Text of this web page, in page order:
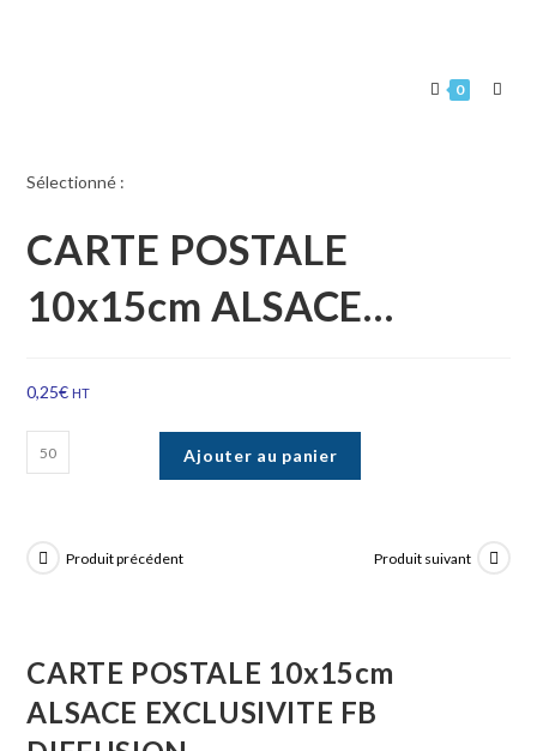
0
Sélectionné :
CARTE POSTALE
10x15cm ALSACE…
0,25€ HT
Ajouter au panier
Produit précédent Produit suivant
CARTE POSTALE 10x15cm
ALSACE EXCLUSIVITE FB